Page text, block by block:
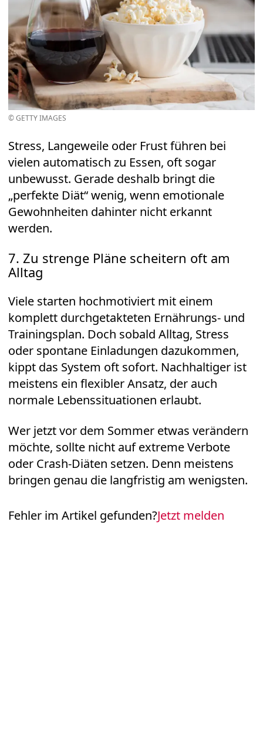
© GETTY IMAGES
Stress, Langeweile oder Frust führen bei
vielen automatisch zu Essen, oft sogar
unbewusst. Gerade deshalb bringt die
„perfekte Diät“ wenig, wenn emotionale
Gewohnheiten dahinter nicht erkannt
werden.
7. Zu strenge Pläne scheitern oft am
Alltag
Viele starten hochmotiviert mit einem
komplett durchgetakteten Ernährungs- und
Trainingsplan. Doch sobald Alltag, Stress
oder spontane Einladungen dazukommen,
kippt das System oft sofort. Nachhaltiger ist
meistens ein flexibler Ansatz, der auch
normale Lebenssituationen erlaubt.
Wer jetzt vor dem Sommer etwas verändern
möchte, sollte nicht auf extreme Verbote
oder Crash-Diäten setzen. Denn meistens
bringen genau die langfristig am wenigsten.
Fehler im Artikel gefunden?Jetzt melden